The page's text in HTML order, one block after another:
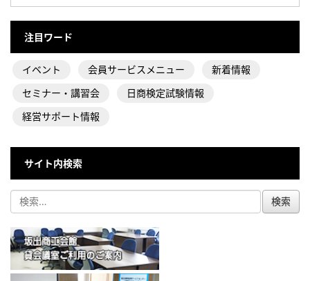
注目ワード
イベント 会員サービスメニュー
新着情報
セミナー・講習会
日商検定試験情報
経営サポート情報
サイト内検索